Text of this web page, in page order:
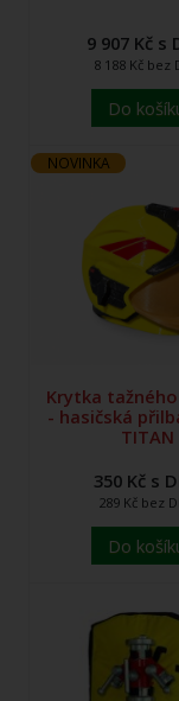
9 907 Kč s
8 188 Kč bez
Do
NOVINKA
Krytka
- hasičská
TITAN
350 Kč s
289 Kč bez
Do